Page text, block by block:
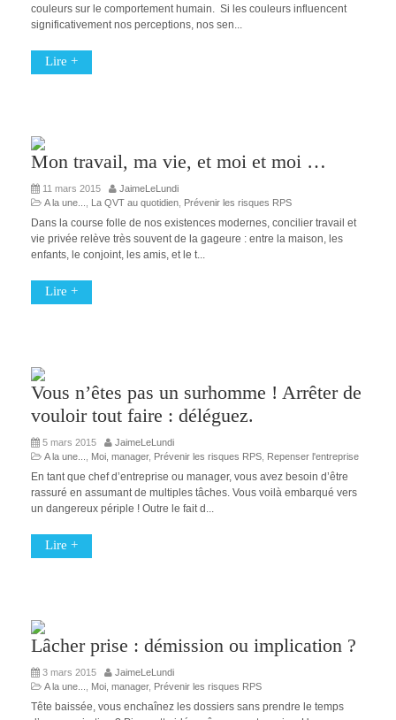
couleurs sur le comportement humain. Si les couleurs influencent
significativement nos perceptions, nos sen...
Lire +
Mon travail, ma vie, et moi et moi …
11 mars 2015
JaimeLeLundi
A la une..., La QVT au quotidien, Prévenir les risques RPS
Dans la course folle de nos existences modernes, concilier travail et
vie privée relève très souvent de la gageure : entre la maison, les
enfants, le conjoint, les amis, et le t...
Lire +
Vous n’êtes pas un surhomme ! Arrêter de
vouloir tout faire : déléguez.
5 mars 2015
JaimeLeLundi
A la une...
Moi, manager, Prévenir les risques RPS, Repenser l'entreprise
En tant que chef d’entreprise ou manager, vous avez besoin d’être
rassuré en assumant de multiples tâches. Vous voilà embarqué vers
un dangereux périple ! Outre le fait d...
Lire +
Lâcher prise : démission ou implication ?
3 mars 2015
JaimeLeLundi
A la une..., Moi, manager, Prévenir les risques RPS
Tête baissée, vous enchaînez les dossiers sans prendre le temps